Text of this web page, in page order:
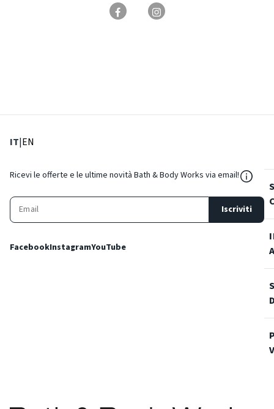
IT: Lingua corrente
|EN
Ricevi le offerte e le ultime novità Bath & Body Works via email!
Iscriviti
FacebookInstagramYouTube